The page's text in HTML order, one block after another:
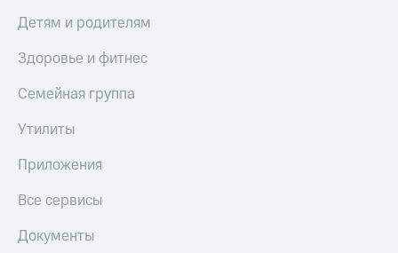
Детям и родителям
Здоровье и фитнес
Семейная группа
Утилиты
Приложения
Все сервисы
Документы